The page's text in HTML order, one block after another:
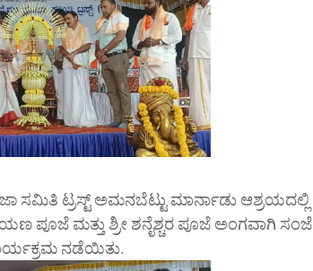
ಸಮಿತಿ ಟ್ರಸ್ಟ್ ಅಮನಬೆಟ್ಟು ಮಾರ್ನಾಡು ಆಶ್ರಯದಲ್ಲಿ
ಪೂಜೆ ಮತ್ತು ಶ್ರೀ ಶನೈಶ್ಚರ ಪೂಜೆ ಅಂಗವಾಗಿ ಸಂಜೆ
ನಡೆಯಿತು.